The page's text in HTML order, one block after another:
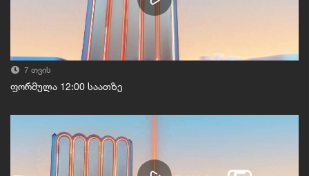
7 თვის
ფორმულა 12:00 საათზე